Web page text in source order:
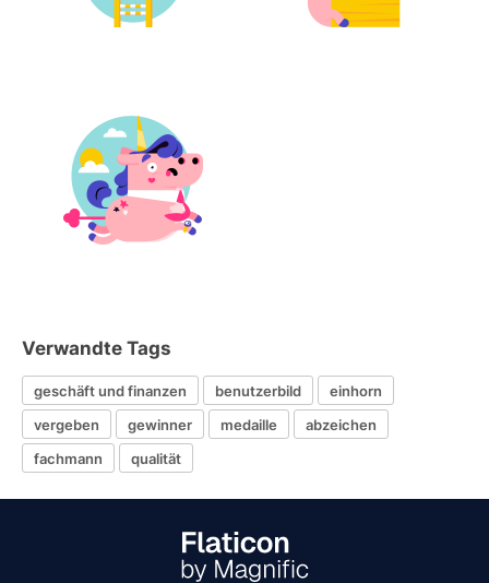
Verwandte Tags
geschäft und finanzen benutzerbild
einhorn
vergeben
gewinner medaille
abzeichen
fachmann
qualität